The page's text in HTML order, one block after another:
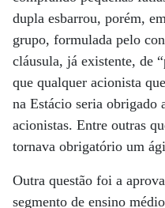
dupla esbarrou, porém,
grupo, formulada pelo
cláusula, já existente, de
que qualquer acionista
na Estácio seria obrigado
acionistas. Entre outras
tornava obrigatório um
Outra questão foi a
segmento de ensino